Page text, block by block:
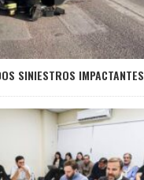
SINIESTROS IMPACTANTES